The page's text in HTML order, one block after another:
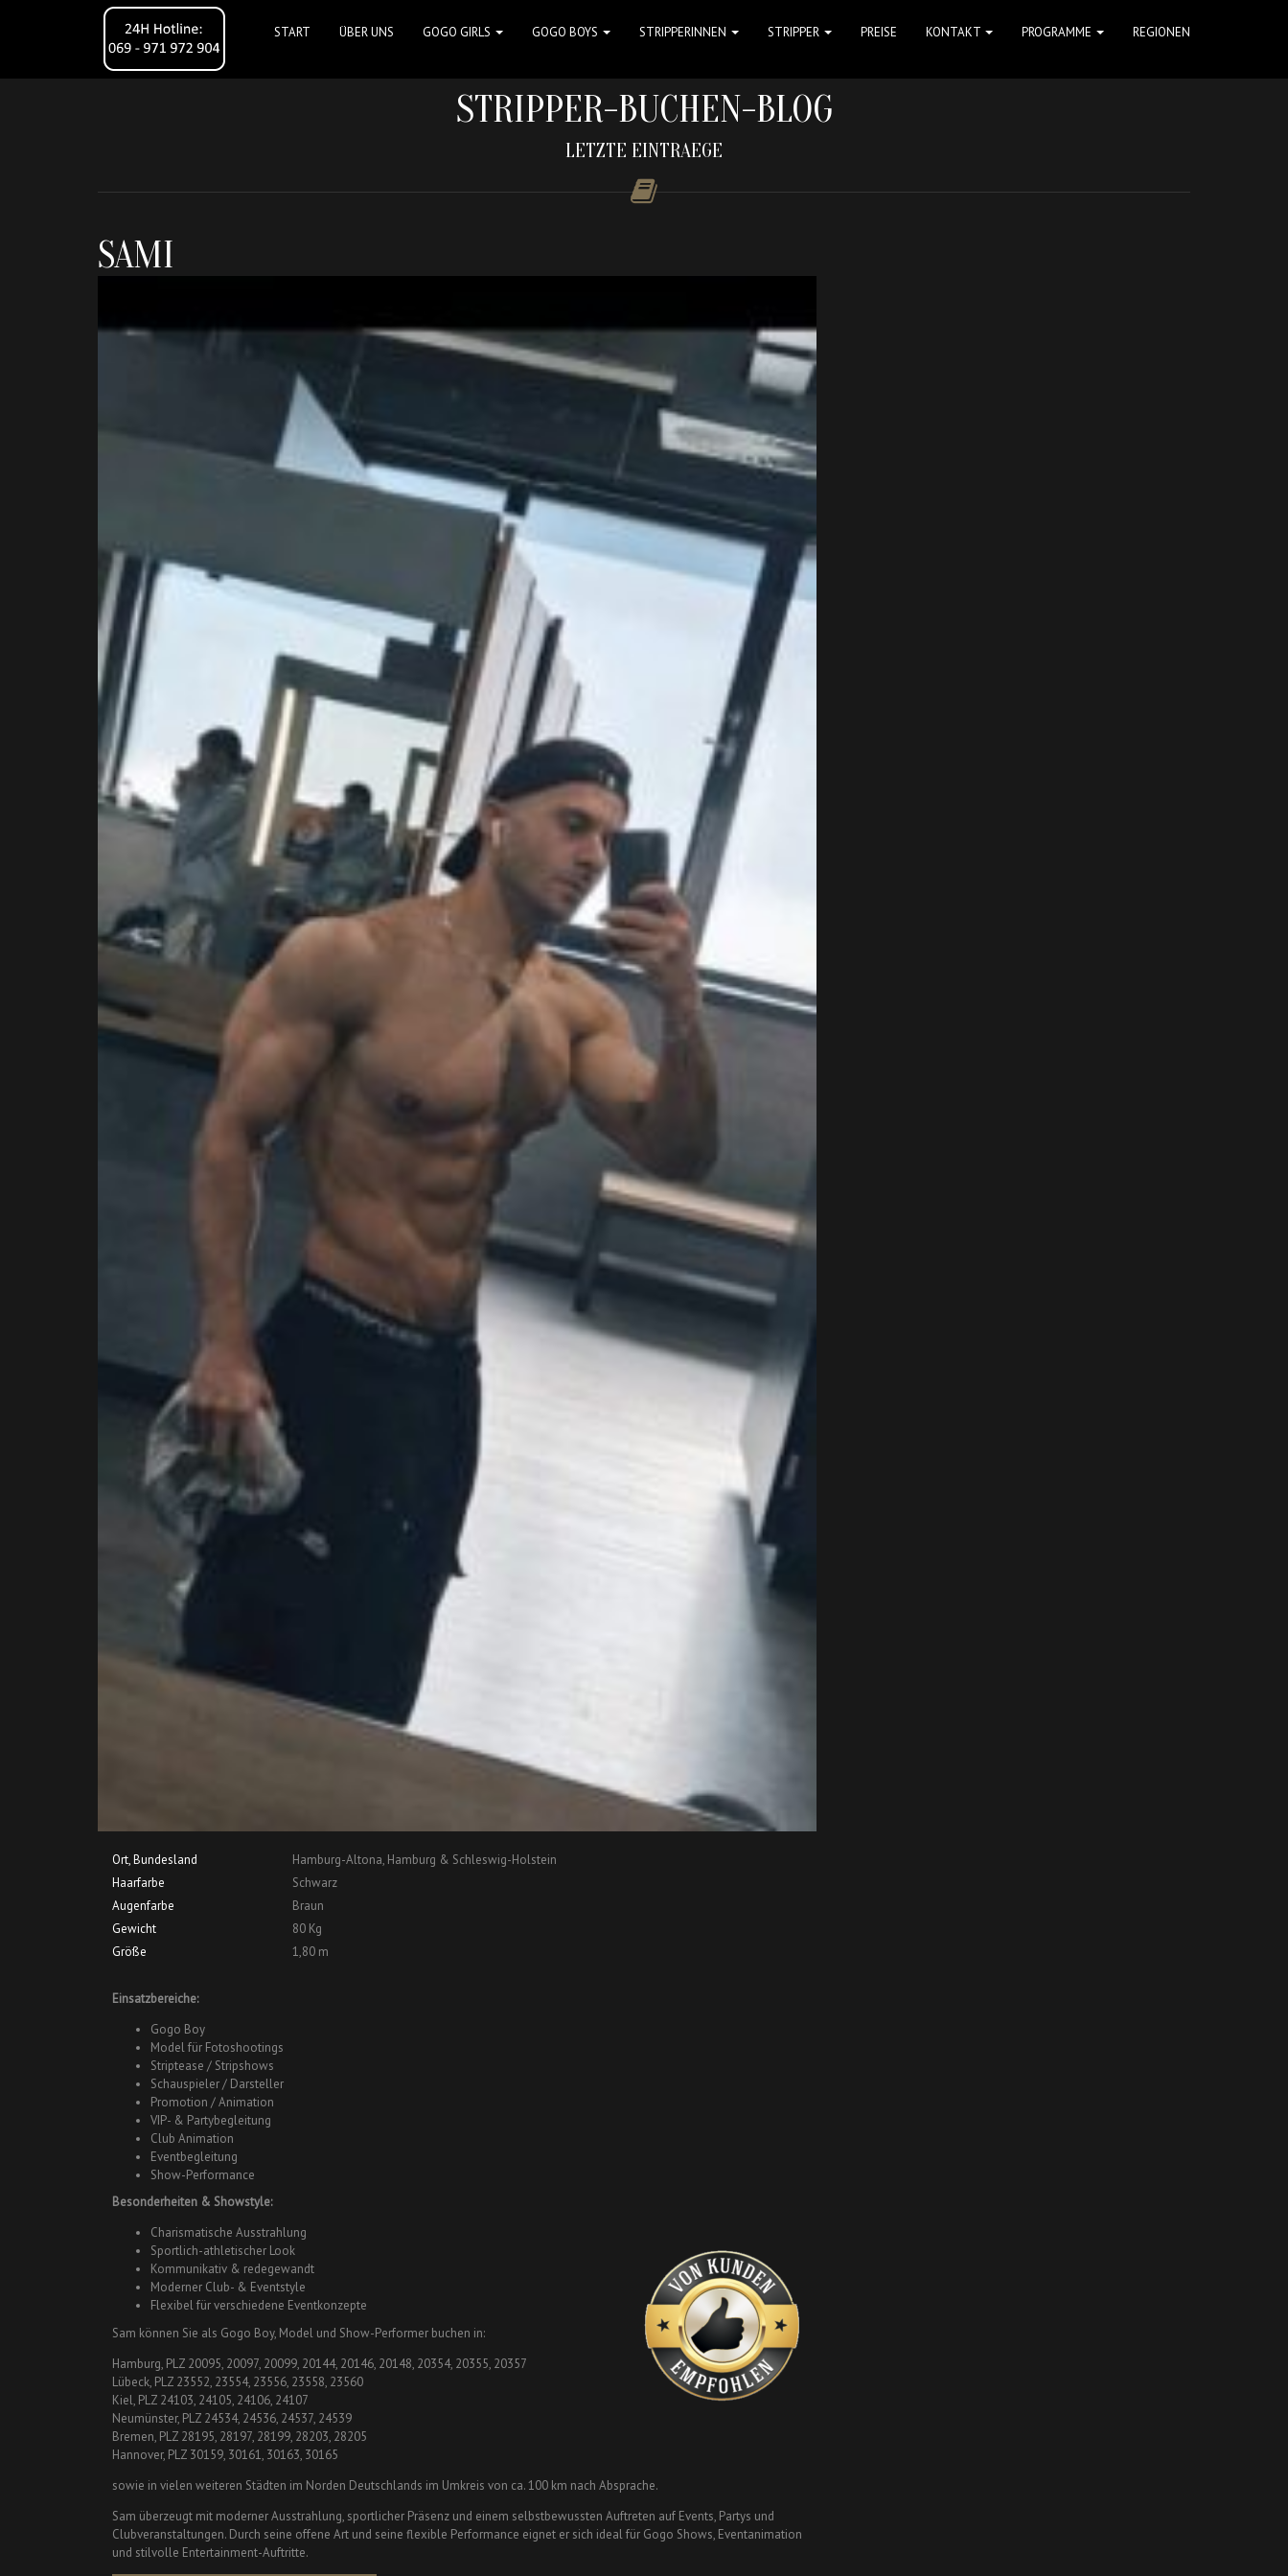
START ÜBER UNS GOGO GIRLS GOGO BOYS STRIPPERINNEN STRIPPER PREISE KONTAKT PROGRAMME REGIONEN
STRIPPER-BUCHEN-BLOG
LETZTE EINTRAEGE
SAMI
Ort, Bundesland
Hamburg-Altona, Hamburg & Schleswig-Holstein
Haarfarbe
Schwarz
Augenfarbe
Braun
Gewicht
80 Kg
Größe
1,80 m
Einsatzbereiche:
Gogo Boy
Model für Fotoshootings
Striptease / Stripshows
Schauspieler / Darsteller
Promotion / Animation
VIP- & Partybegleitung
Club Animation
Eventbegleitung
Show-Performance
Besonderheiten & Showstyle:
Charismatische Ausstrahlung
Sportlich-athletischer Look
Kommunikativ & redegewandt
Moderner Club- & Eventstyle
Flexibel für verschiedene Eventkonzepte
Sam können Sie als Gogo Boy, Model und Show-Performer buchen in:
Hamburg, PLZ 20095, 20097, 20099, 20144, 20146, 20148, 20354, 20355, 20357
Lübeck, PLZ 23552, 23554, 23556, 23558, 23560
Kiel, PLZ 24103, 24105, 24106, 24107
Neumünster, PLZ 24534, 24536, 24537, 24539
Bremen, PLZ 28195, 28197, 28199, 28203, 28205
Hannover, PLZ 30159, 30161, 30163, 30165
sowie in vielen weiteren Städten im Norden Deutschlands im Umkreis von ca. 100 km nach Absprache.
Sam überzeugt mit moderner Ausstrahlung, sportlicher Präsenz und einem selbstbewussten Auftreten auf Events, Partys und
Clubveranstaltungen. Durch seine offene Art und seine flexible Performance eignet er sich ideal für Gogo Shows, Eventanimation
und stilvolle Entertainment-Auftritte.